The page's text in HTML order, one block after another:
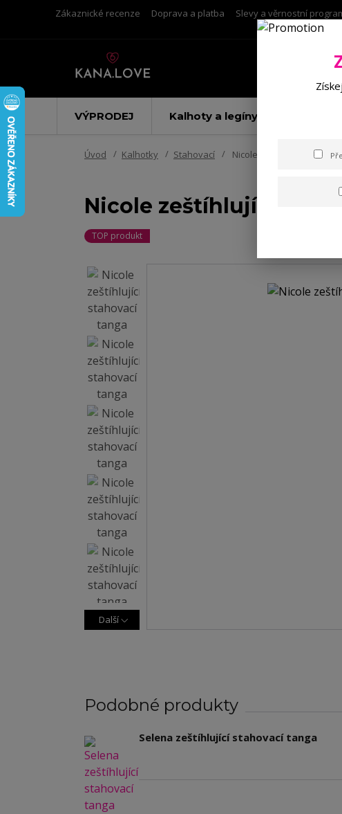
Zákaznické recenze Doprava a platba Slevy a věrnostní
VÝPRODEJ Kalhoty a legíny
Úvod Kalhotky Stahovací Nicole zeštíhlující
Nicole zeštíhlující
TOP produkt
Další
Podobné produkty
Selena zeštíhlující stahovací tanga